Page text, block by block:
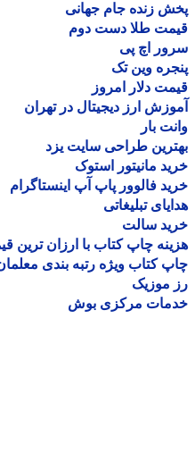
زنده جام جهانی
طلا دست دوم
اچ پی
وین تک
دلار امروز
ارز دیجیتال در تهران
بار
طراحی سایت یزد
مانیتور استوک
فالوور پاپ آپ اینستاگرام
تبلیغاتی
سالت
چاپ کتاب با ارزان ترین قیمت
کتاب ویژه رتبه بندی معلمان
موزیک
مرکزی بوش